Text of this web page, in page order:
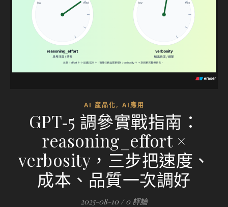
AI 產品化, AI應用
GPT‑5 調參實戰指南：
reasoning_effort ×
verbosity，三步把速度、
成本、品質一次調好
2025-08-10 / 0 評論